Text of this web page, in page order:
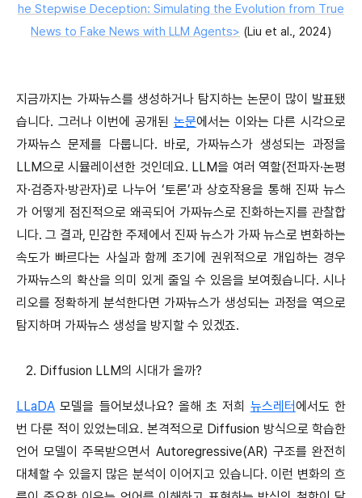
he Stepwise Deception: Simulating the Evolution from True
News to Fake News with LLM Agents> (Liu et al., 2024)
지금까지는 가짜뉴스를 생성하거나 탐지하는 논문이 많이 발표됐
습니다. 그러나 이번에 공개된 논문에서는 이와는 다른 시각으로
가짜뉴스 문제를 다룹니다. 바로, 가짜뉴스가 생성되는 과정을
LLM으로 시뮬레이션한 것인데요. LLM을 여러 역할(전파자·논평
자·검증자·방관자)로 나누어 ‘토론’과 상호작용을 통해 진짜 뉴스
가 어떻게 점진적으로 왜곡되어 가짜뉴스로 진화하는지를 관찰합
니다. 그 결과, 민감한 주제에서 진짜 뉴스가 가짜 뉴스로 변화하는
속도가 빠르다는 사실과 함께 조기에 권위적으로 개입하는 경우
가짜뉴스의 확산을 의미 있게 줄일 수 있음을 보여줬습니다. 시나
리오를 정확하게 분석한다면 가짜뉴스가 생성되는 과정을 역으로
탐지하며 가짜뉴스 생성을 방지할 수 있겠죠.
2. Diffusion LLM의 시대가 올까?
LLaDA 모델을 들어보셨나요? 올해 초 저희 뉴스레터에서도 한
번 다룬 적이 있었는데요. 본격적으로 Diffusion 방식으로 학습한
언어 모델이 주목받으면서 Autoregressive(AR) 구조를 완전히
대체할 수 있을지 많은 분석이 이어지고 있습니다. 이런 변화의 흐